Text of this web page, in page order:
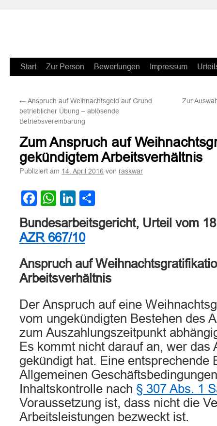
Zum
springen
Start Zur Person Bewertungen Impressum
←Anspruch auf Weihnachtsgeld auf Grund
betrieblicher Übung – ablösende
Betriebsvereinbarung
Zur
Zum Anspruch auf
gekündigtem Arbeitsverhältnis
Publiziert am 14. April 2016 von raskwar
Facebook
WhatsApp
LinkedIn
Bundesarbeitsgericht, Urteil vom
AZR 667/10
Anspruch auf
Arbeitsverhältnis
Der Anspruch auf eine
vom ungekündigten Bestehen des
zum Auszahlungszeitpunkt
Es kommt nicht darauf an, wer das
gekündigt hat. Eine entsprechende
Allgemeinen
Inhaltskontrolle nach § 307 Abs. 1
Voraussetzung ist, dass nicht die
Arbeitsleistungen bezweckt ist.